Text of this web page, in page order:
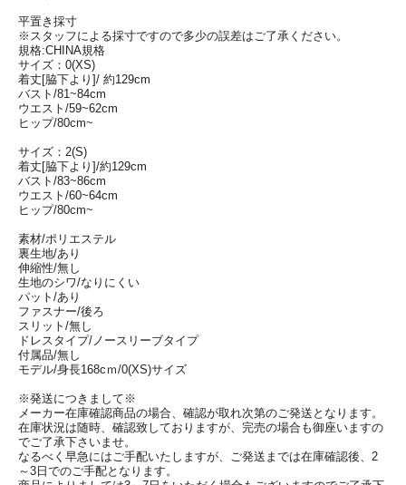
平置き採寸
※スタッフによる採寸ですので多少の誤差はご了承ください。
規格:CHINA規格
サイズ：0(XS)
着丈[脇下より]/ 約129cm
バスト/81~84cm
ウエスト/59~62cm
ヒップ/80cm~
サイズ：2(S)
着丈[脇下より]/約129cm
バスト/83~86cm
ウエスト/60~64cm
ヒップ/80cm~
素材/ポリエステル
裏生地/あり
伸縮性/無し
生地のシワ/なりにくい
パット/あり
ファスナー/後ろ
スリット/無し
ドレスタイプ/ノースリーブタイプ
付属品/無し
モデル/身長168cｍ/0(XS)サイズ
※発送につきまして※
メーカー在庫確認商品の場合、確認が取れ次第のご発送となります。
在庫状況は随時、確認致しておりますが、完売の場合も御座いますの
でご了承下さいませ。
なるべく早急にはご手配いたしますが、ご発送までは在庫確認後、2
～3日でのご手配となります。